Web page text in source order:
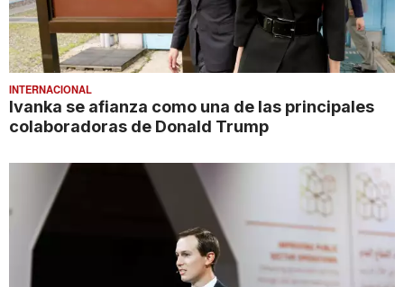
INTERNACIONAL
Ivanka se afianza como una de las principales
colaboradoras de Donald Trump